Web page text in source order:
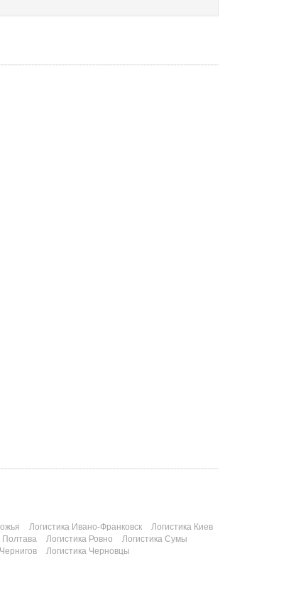
Логистика Ивано-Франковск
Логистика Киев
Полтава Логистика Ровно
Логистика Сумы
Логистика Черновцы